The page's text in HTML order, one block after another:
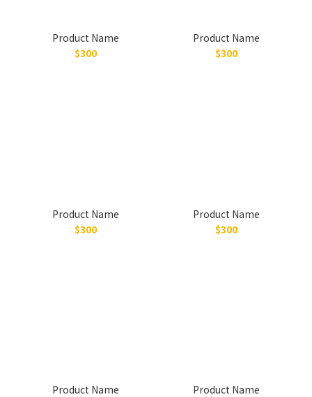
Product Name
$300
Product Name
$300
Product Name
$300
Product Name
$300
Product Name
Product Name